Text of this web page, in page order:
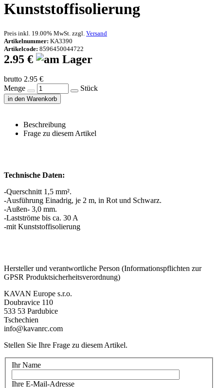
Kunststoffisolierung
Preis inkl. 19.00% MwSt. zzgl. Versand
Artikelnummer: KA3390
Artikelcode: 8596450044722
2.95 €
brutto 2.95 €
Menge
Stück
in den Warenkorb
Beschreibung
Frage zu diesem Artikel
Technische Daten:
-Querschnitt 1,5 mm².
-Ausführung Einadrig, je 2 m, in Rot und Schwarz.
-Außen- 3,0 mm.
-Lastströme bis ca. 30 A
-mit Kunststoffisolierung
Hersteller und verantwortliche Person (Informationspflichten zur
GPSR Produktsicherheitsverordnung)
KAVAN Europe s.r.o.
Doubravice 110
533 53 Pardubice
Tschechien
info@kavanrc.com
Stellen Sie Ihre Frage zu diesem Artikel.
Ihr Name
Ihre E-Mail-Adresse